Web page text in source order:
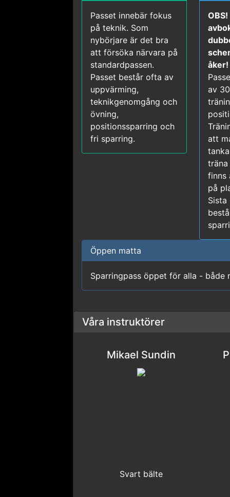
Passet innebär fokus
på teknik. Som
nybörjare är det bra
att försöka närvara på
standardpassen.
Passet består ofta av
uppvärming,
teknikgenomgång och
övning,
positionssparring och
fri sparring.
åker!
av
att
finns
på
Sista
Öppen matta
Sparringpass öppet för alla - både
Våra instruktörer
Mikael Sundin
Svart bälte